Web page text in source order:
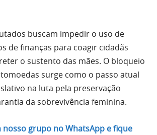
buscam impedir o uso de
de finanças para coagir cidadãs
o sustento das mães. O bloqueio
surge como o passo atual
na luta pela preservação
da sobrevivência feminina.
nosso grupo no WhatsApp e fique